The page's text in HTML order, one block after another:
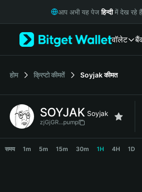
Русский
Italiano
简体中文
繁體中文
Bahasa Indonesia
आप अभी यह पेजहिन्दीमें देख रहे
वॉलेट
होम क्रिप्टो कीमतें Soyjakकीमत
SOYJAK Soyjak
zjGjGR...pump
समय 1m 5m 15m 30m 1H 4H 1D